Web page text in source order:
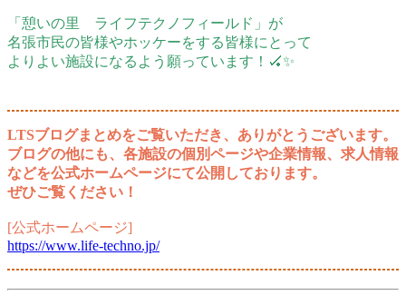
「憩いの里 ライフテクノフィールド」が
名張市民の皆様やホッケーをする皆様にとって
よりよい施設になるよう願っています！🏑✨
LTSブログまとめをご覧いただき、ありがとうございます。
ブログの他にも、各施設の個別ページや企業情報、求人情報
などを公式ホームページにて公開しております。
ぜひご覧ください！
[公式ホームページ]
https://www.life-techno.jp/